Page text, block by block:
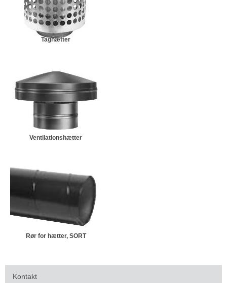
Taghætter
Ventilationshætter
Rør for hætter, SORT
Kontakt